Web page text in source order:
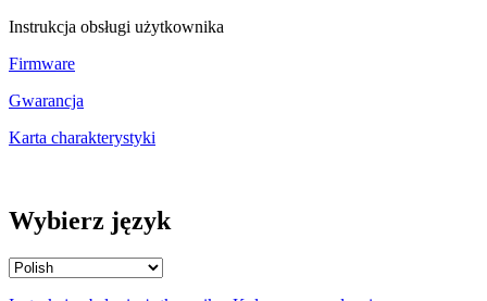
Instrukcja obsługi użytkownika
Firmware
Gwarancja
Karta charakterystyki
Wybierz język